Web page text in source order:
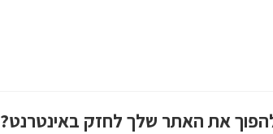
את האתר שלך לחזק באינטרנט?